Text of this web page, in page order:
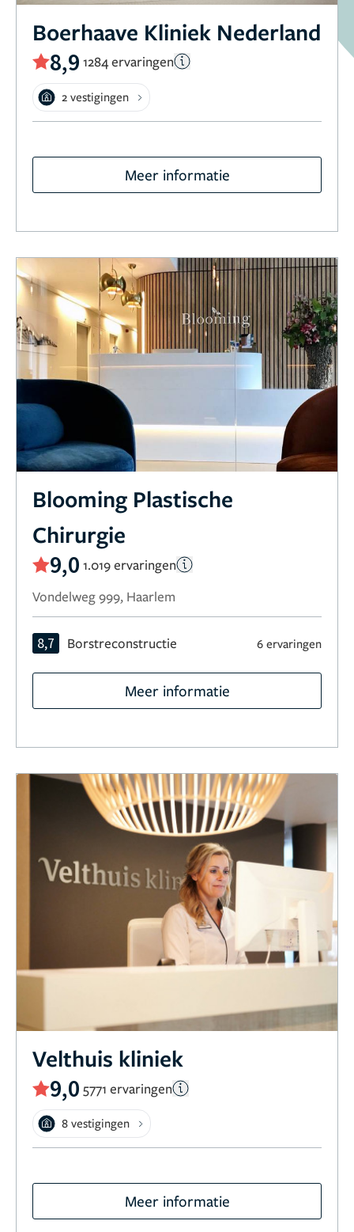
Boerhaave Kliniek Nederland
8,9 1284 ervaringen
2 vestigingen
Meer informatie
Blooming Plastische
Chirurgie
9,0 1.019 ervaringen
Vondelweg 999, Haarlem
8,7 Borstreconstructie 6 ervaringen
Meer informatie
Velthuis kliniek
9,0 5771 ervaringen
8 vestigingen
Meer informatie